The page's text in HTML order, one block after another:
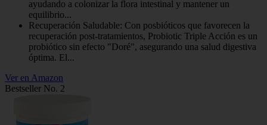
ayudando a colonizar la flora intestinal y mantener un
equilibrio...
Recuperación Saludable: Con posbióticos que favorecen la
recuperación post-tratamientos, Probiotic Triple Acción es un
probiótico sin efecto "Doré", asegurando una salud digestiva
óptima. El...
Ver en Amazon
Bestseller No. 2